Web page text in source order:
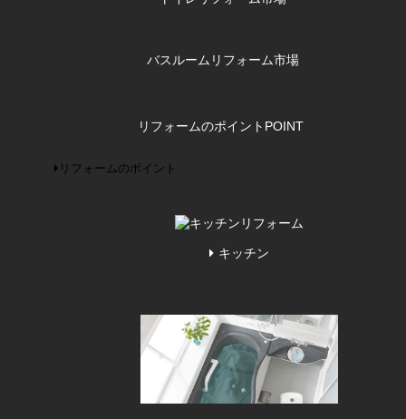
バスルームリフォーム市場
リフォームのポイント POINT
リフォームのポイント
キッチン